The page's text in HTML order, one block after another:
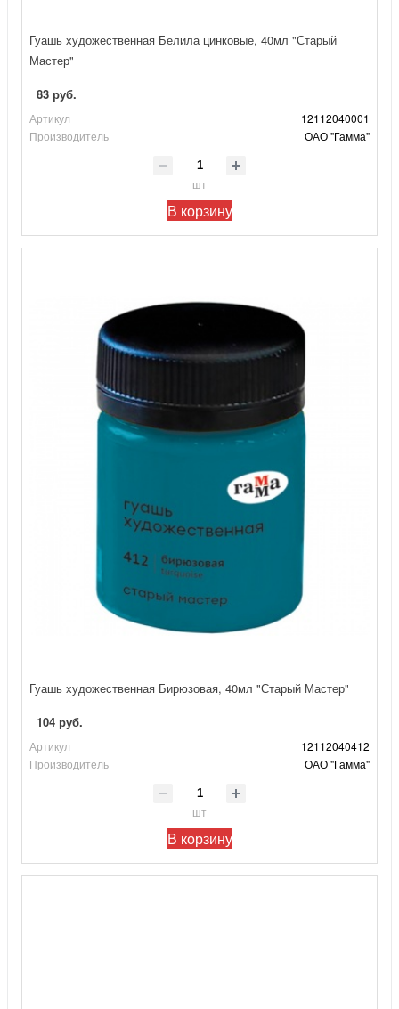
Гуашь художественная Белила цинковые, 40мл "Старый
Мастер"
83 руб.
Артикул
12112040001
Производитель
ОАО "Гамма"
шт
В корзину
Гуашь художественная Бирюзовая, 40мл "Старый Мастер"
104 руб.
Артикул
12112040412
Производитель
ОАО "Гамма"
шт
В корзину